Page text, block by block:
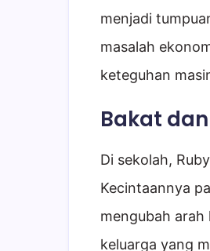
menjadi
masalah
keteguhan
Bakat
Di sekolah,
Kecintaannya
mengubah
keluarga yang